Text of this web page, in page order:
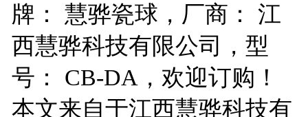
牌： 慧骅瓷球，厂商： 江
西慧骅科技有限公司，型
号： CB-DA，欢迎订购！
本文来自于江西慧骅科技有